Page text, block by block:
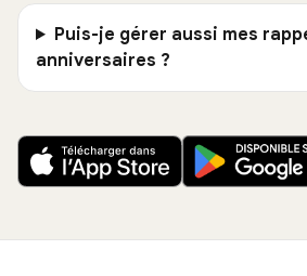
Puis-je gérer aussi mes
anniversaires ?